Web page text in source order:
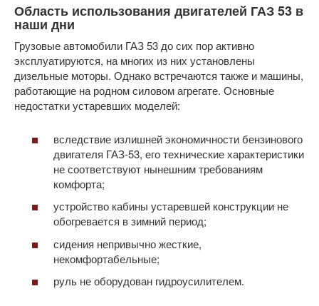
Область использования двигателей ГАЗ 53 в
наши дни
Грузовые автомобили ГАЗ 53 до сих пор активно
эксплуатируются, на многих из них установлены
дизельные моторы. Однако встречаются также и машины,
работающие на родном силовом агрегате. Основные
недостатки устаревших моделей:
вследствие излишней экономичности бензинового
двигателя ГАЗ-53, его технические характеристики
не соответствуют нынешним требованиям
комфорта;
устройство кабины устаревшей конструкции не
обогревается в зимний период;
сидения непривычно жесткие,
некомфортабельные;
руль не оборудован гидроусилителем.